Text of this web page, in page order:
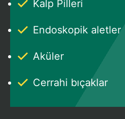
Kalp Pilleri
Endoskopik aletler
Aküler
Cerrahi bıçaklar